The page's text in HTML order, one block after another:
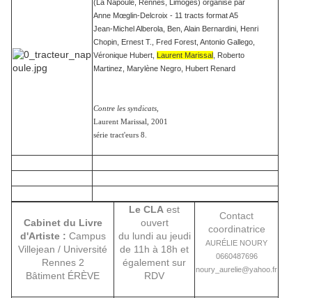
(La Napoule, Rennes, Limoges) organisé par
Anne Mœglin-Delcroix - 11 tracts format A5
Jean-Michel Alberola, Ben, Alain Bernardini, Henri
Chopin, Ernest T., Fred Forest, Antonio Gallego,
Véronique Hubert, Laurent Marissal , Roberto
Martinez, Marylène Negro, Hubert Renard
Contre les syndicats,
Laurent Marissal, 2001
série tract'eurs 8.
Cabinet du Livre
d'Artiste : Campus
Villejean / Université
Rennes 2
Bâtiment ÉRÈVE
Le CLA est
ouvert
du lundi au jeudi
de 11h à 18h et
également sur
RDV
Contact
coordinatrice
AURÉLIE NOURY
0660487696
noury_aurelie@yahoo.fr